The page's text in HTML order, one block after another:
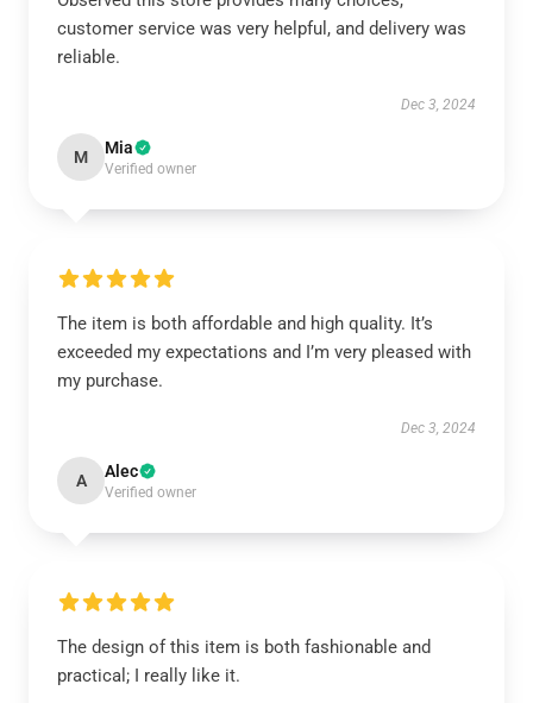
customer service was very helpful, and delivery was
reliable.
Dec 3, 2024
M Mia
Verified owner
The item is both affordable and high quality. It’s
exceeded my expectations and I’m very pleased with
my purchase.
Dec 3, 2024
A Alec
Verified owner
The design of this item is both fashionable and
practical; I really like it.